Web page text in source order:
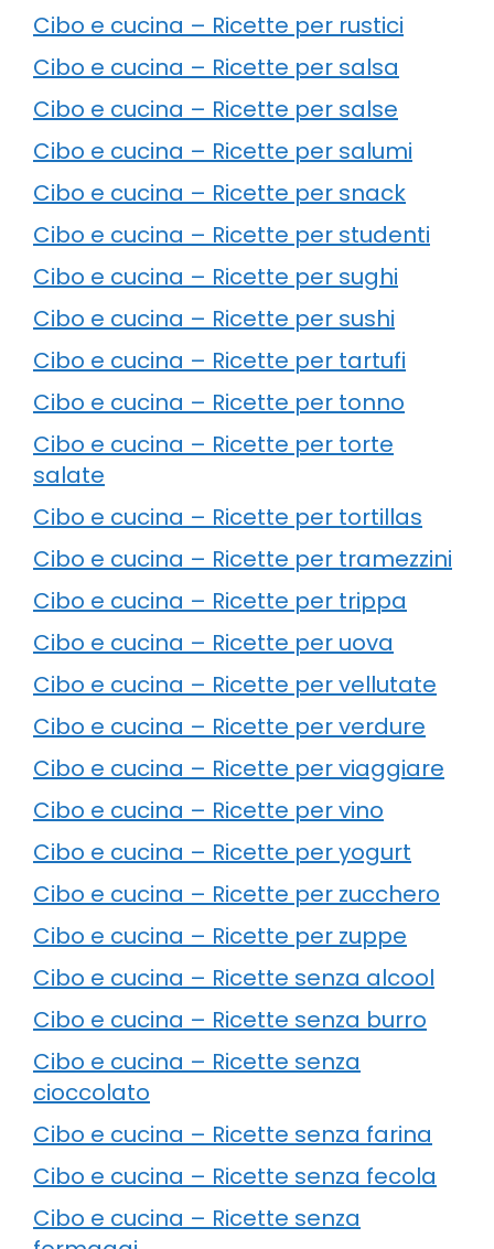
Cibo e cucina – Ricette per rustici
Cibo e cucina – Ricette per salsa
Cibo e cucina – Ricette per salse
Cibo e cucina – Ricette per salumi
Cibo e cucina – Ricette per snack
Cibo e cucina – Ricette per studenti
Cibo e cucina – Ricette per sughi
Cibo e cucina – Ricette per sushi
Cibo e cucina – Ricette per tartufi
Cibo e cucina – Ricette per tonno
Cibo e cucina – Ricette per torte
salate
Cibo e cucina – Ricette per tortillas
Cibo e cucina – Ricette per tramezzini
Cibo e cucina – Ricette per trippa
Cibo e cucina – Ricette per uova
Cibo e cucina – Ricette per vellutate
Cibo e cucina – Ricette per verdure
Cibo e cucina – Ricette per viaggiare
Cibo e cucina – Ricette per vino
Cibo e cucina – Ricette per yogurt
Cibo e cucina – Ricette per zucchero
Cibo e cucina – Ricette per zuppe
Cibo e cucina – Ricette senza alcool
Cibo e cucina – Ricette senza burro
Cibo e cucina – Ricette senza
cioccolato
Cibo e cucina – Ricette senza farina
Cibo e cucina – Ricette senza fecola
Cibo e cucina – Ricette senza